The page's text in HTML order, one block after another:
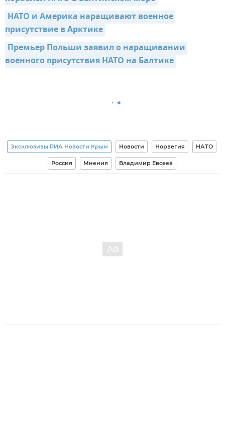
НАТО и Америка наращивают военное
присутствие в Арктике
Премьер Польши заявил о наращивании
военного присутствия НАТО на Балтике
Эксклюзивы РИА Новости Крым Новости Норвегия НАТО
Россия Мнения Владимир Евсеев